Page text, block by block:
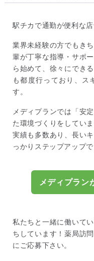
駅チカで通勤が便利な
業界未経験の方でもき
輩が丁寧な指導・サポ
ら始めて、徐々にでき
も都度行っており、ス
す。
メディプランでは「安
た環境づくりをしてい
実績も多数あり、長い
っかりステップアップ
メディプラン
私たちと一緒に働いて
ちしています！薬局訪
にご応募下さい。